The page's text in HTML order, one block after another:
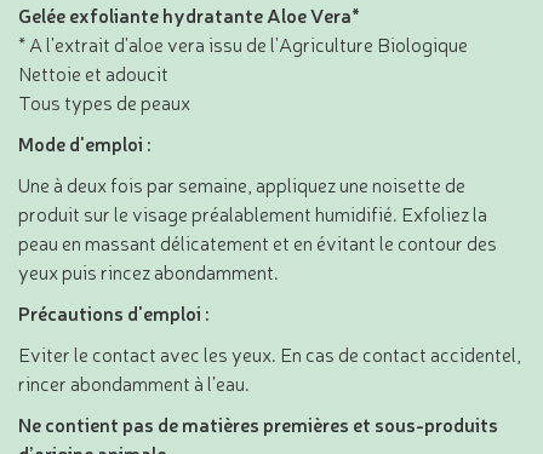
Gelée exfoliante hydratante Aloe Vera*
* A l'extrait d'aloe vera issu de l'Agriculture Biologique
Nettoie et adoucit
Tous types de peaux
Mode d'emploi :
Une à deux fois par semaine, appliquez une noisette de
produit sur le visage préalablement humidifié. Exfoliez la
peau en massant délicatement et en évitant le contour des
yeux puis rincez abondamment.
Précautions d'emploi :
Eviter le contact avec les yeux. En cas de contact accidentel,
rincer abondamment à l’eau.
Ne contient pas de matières premières et sous-produits